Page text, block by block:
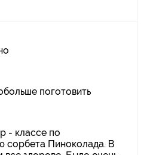
поготовить
- классе по
сорбета Пиноколада. В